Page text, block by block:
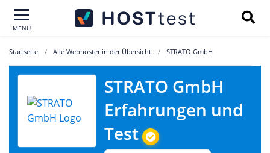
MENÜ
Startseite Alle Webhoster in der Übersicht STRATO GmbH
STRATO GmbH
Erfahrungen und
Test